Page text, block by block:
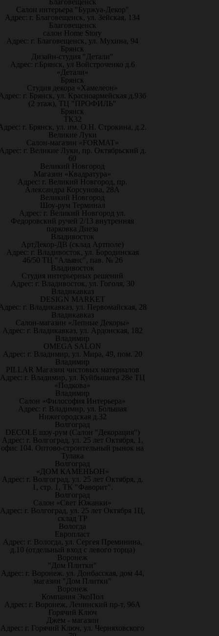
Благовещенск
Салон интерьера "Буржуа-Декор"
Адрес: г. Благовещенск, ул. Зейская, 134
Благовещенск
салон Home Story
Адрес: г. Благовещенск, ул. Мухина, 94
Брянск
Дизайн-студия "Детали"
Адрес: г.Брянск, ул Войстроченко д.6
«Детали»
Брянск
Студия декора «Хамелеон»
г. Брянск, ул. Красноармейская д.93б
(2 этаж), ТЦ "ПРОФИЛЬ"
Брянск
ТК32
г. Брянск, ул. им. О.Н. Строкина, д.2.
Великие Луки
Салон-магазин «FORMAT»
г. Великие Луки, пр. Октябрьский д.
60
Великий Новгород
Магазин «Квадратура»
Адрес: г. Великий Новгород, пр.
Александра Корсунова, 28А
Великий Новгород
Шоу-рум Терминал
Адрес: г. Великий Новгород ул.
Федоровский ручей 2/13 внутренняя
парковка Диеза
Владивосток
АртДекор-ДВ (склад Артполе)
Адрес: г. Владивосток, ул. Бородинская
46/50 ТЦ "Альянс", пав. № 26
Владивосток
Студия интерьерных решений
Адрес: г. Владивосток, ул. Гоголя, 30
Владикавказ
DESIGN MARKET
г. Владикавказ, ул. Первомайская, 28
Владикавказ
Салон-магазин «Лепные Декоры»
Адрес: г. Владикавказ, ул. Ардонская, 182
Владимир
OMEGA SALON
Адрес: г. Владимир, ул. Мира, 49, пом. 20
Владимир
PILLAR Магазин чистовых материалов
Адрес: г. Владимир, ул. Куйбышева 28е ТЦ
«Подкова»
Владимир
Салон «Философия Интерьера»
Адрес: г. Владимир, ул. Большая
Нижегородская д.32
Волгоград
DECOLE шоу-рум (Салон "Декорация")
Адрес: г. Волгоград, ул. 25 лет Октября, 1,
офис 104. Оптово-строительный рынок на
Тулака
Волгоград
«ДОМ КАМЕНЬОН»
Адрес: г. Волгоград, ул. 25 лет Октября, д.
1, стр. 1, ТК "Фаворит".
Волгоград
Салон «Свет Южанки»
Адрес: г. Волгоград, ул. 25 лет Октября 1Ц,
склад ТР
Вологда
Европласт
Адрес: г. Вологда, ул. Сергея Преминина,
д.10 (отдельный вход с левого торца)
Воронеж
"Дом Плитки"
Адрес: г. Воронеж. ул. Донбасская, дом 44,
магазин "Дом Плитки"
Воронеж
Компания ЭкоПол
Адрес: г. Воронеж, Ленинский пр-т, 96А
Горячий Ключ
Джем - магазин
Адрес: г. Горячий Ключ, ул. Черняховского